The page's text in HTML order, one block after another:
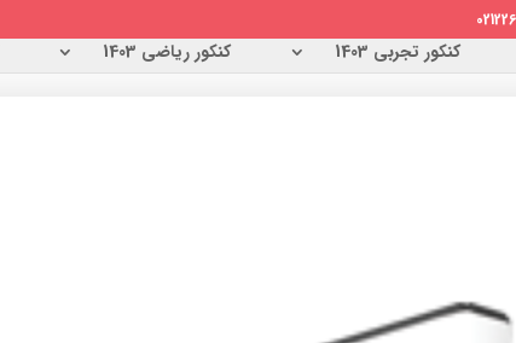
کنکور تجربی 1403 کنکور ریاضی 1403